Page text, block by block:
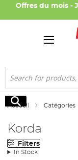
Offres du mois -
Rechercher
Rechercher
Accueil Catégories
Korda
Filters
In Stock